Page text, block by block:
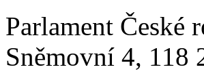
Parlament České
Sněmovní 4, 118